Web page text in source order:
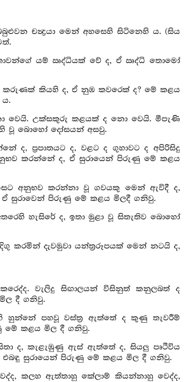
චන්‍ද්‍රයා මෙන් අහසෙහි සිටිනෙහි ය. (සිය
යම් ඍද්ධියක් වේ ද, ඒ ඍද්ධි තොමෝ
කරුණක් කියහි ද, ඒ නුඹ කවරෙක් ද? මේ කළය
වෙයි. උක්සකුරු කළයක් ද නො වෙයි. මීපැණි
වූ බොහෝ දෝසයන් අසවු.
ද, ප්‍රපාතයට ද, වළට ද ගුහාවට ද අපිරිසිදු
කරන්නේ ද, ඒ සුරායෙන් පිරුණු මේ කළය
අනුභව කරන්නා වූ ගවයකු මෙන් ඇවිදී ද,
ඒ සුරාවෙන් පිරුණු මේ කළය මිලදී ගනිවු.
හැසිරේ ද, ඉතා මුළා වූ සිතැතිව බොහෝ
කරමින් දැවමුවා යන්ත්‍රරූපයක් මෙන් නටයි ද,
වැලිදු සිඟාලයන් විසිනුත් කනුලබත් ද
දී ගනිවු.
හුන්නේ පහවූ වස්ත්‍ර ඇත්තේ ද කුණු තැවරීම්
මේ කළය මිල දී ගනිවු.
ද, කැළැඹුණු ඇස් ඇත්තේ ද, සියලු පෘථිවිය
එබඳු සුරායෙන් පිරුණු මේ කළය මිල දී ගනිවු.
කලහ ඇත්තාහු කේලාම් කියන්නාහු වෙද්ද,